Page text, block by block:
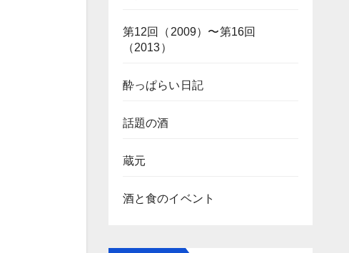
第12回（2009）〜第16回
（2013）
酔っぱらい日記
話題の酒
蔵元
酒と食のイベント